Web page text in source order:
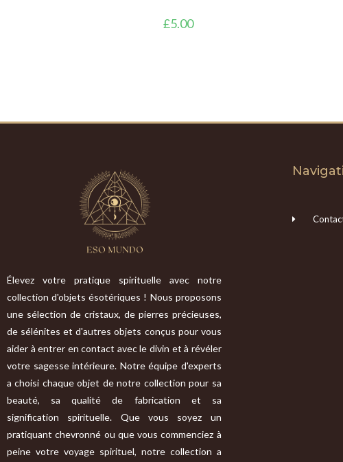
£5.00
Élevez votre pratique spirituelle avec notre
collection d'objets ésotériques ! Nous proposons
une sélection de cristaux, de pierres précieuses,
de sélénites et d'autres objets conçus pour vous
aider à entrer en contact avec le divin et à révéler
votre sagesse intérieure. Notre équipe d'experts
a choisi chaque objet de notre collection pour sa
beauté, sa qualité de fabrication et sa
signification spirituelle. Que vous soyez un
pratiquant chevronné ou que vous commenciez à
peine votre voyage spirituel, notre collection a